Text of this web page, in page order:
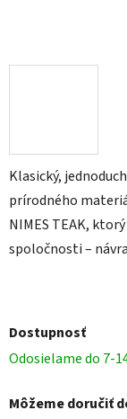
Klasický,
prírodného
NIMES TEAK,
spoločnosti –
Dostupnosť
Odosielame do 7-
Môžeme doručiť